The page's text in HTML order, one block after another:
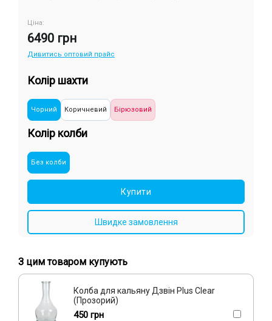
Ціна:
6490 грн
Дивитись оптовий прайс
Колір шахти
Чорний Коричневий Бірюзовий
Колір колби
Без колби
Купити
Швидке замовлення
З цим товаром купують
Колба для кальяну Дзвін Plus Clear
(Прозорий)
450 грн